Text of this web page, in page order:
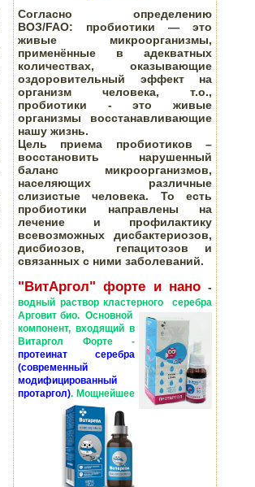
Согласно определению
ВОЗ/FAO: пробиотики — это
живые микроорганизмы,
применённые в адекватных
количествах, оказывающие
оздоровительный эффект на
организм человека, т.о.,
пробиотики - это живые
организмы восстанавливающие
нашу жизнь.
Цель приема пробиотиков –
восстановить нарушенный
баланс микроорганизмов,
населяющих различные
слизистые человека. То есть
пробиотики направлены на
лечение и профилактику
всевозможных дисбактериозов,
дисбиозов, гепацитозов и
связанных с ними заболеваний.
"ВитАргол" форте и нано -
водный раствор кластерного серебра
Арговит био. Основной
компонент, входящий в
Витаргол Форте -
протеинат серебра
(современный
модифицированный
протаргол). Мощнейшее